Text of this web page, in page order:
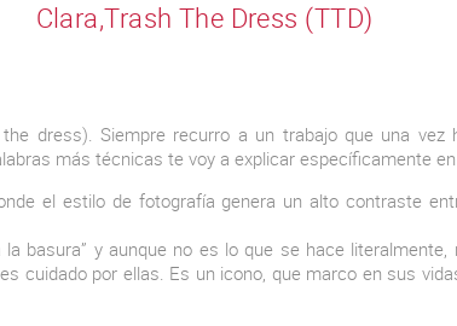
Clara,Trash The Dress (TTD)
dress). Siempre recurro a un trabajo que una vez
más técnicas te voy a explicar específicamente
el estilo de fotografía genera un alto contraste
basura” y aunque no es lo que se hace
cuidado por ellas. Es un icono, que marco en sus